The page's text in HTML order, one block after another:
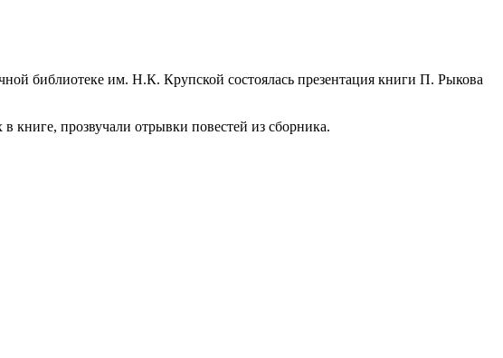
библиотеке им. Н.К. Крупской состоялась презентация книги П. Рыкова
книге, прозвучали отрывки повестей из сборника.